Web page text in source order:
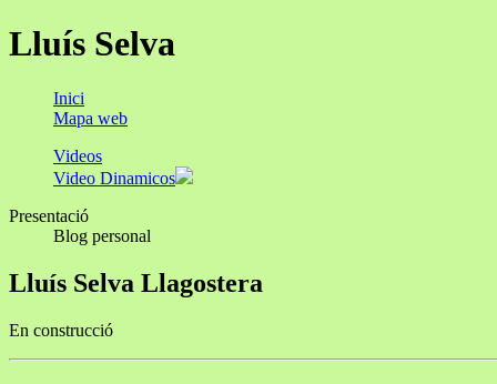
Lluís Selva
Inici
Mapa web
Videos
Video Dinamicos
Presentació
Blog personal
Lluís Selva Llagostera
En construcció